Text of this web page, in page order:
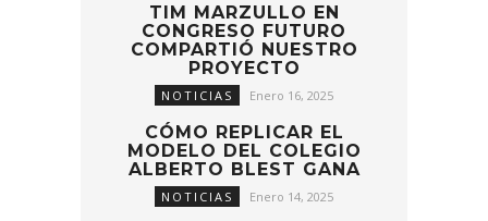
TIM MARZULLO EN
CONGRESO FUTURO
COMPARTIÓ NUESTRO
PROYECTO
NOTICIAS Enero 16, 2025
CÓMO REPLICAR EL
MODELO DEL COLEGIO
ALBERTO BLEST GANA
NOTICIAS Enero 14, 2025